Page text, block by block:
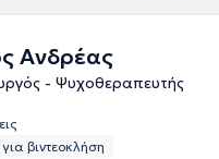
Ανδρέας
- Ψυχοθεραπευτής
βιντεοκλήση